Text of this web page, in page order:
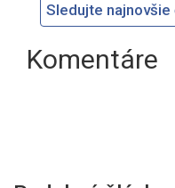
Sledujte najnovšie
Komentáre